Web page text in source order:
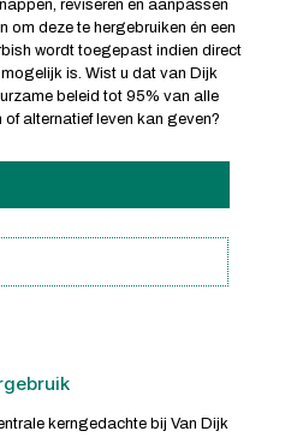
reviseren en aanpassen
om deze te hergebruiken én een
wordt toegepast indien direct
is. Wist u dat van Dijk
beleid tot 95% van alle
alternatief leven kan geven?
kerngedachte bij Van Dijk